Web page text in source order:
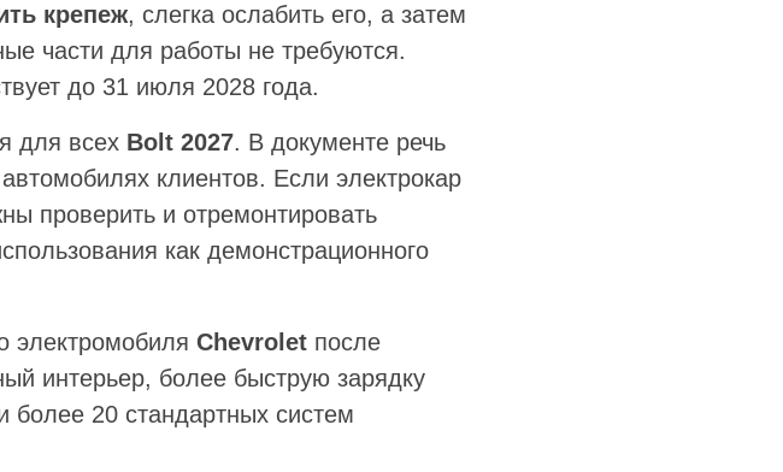
крепеж, слегка ослабить его, а затем
части для работы не требуются.
до 31 июля 2028 года.
для всех Bolt 2027. В документе речь
клиентов. Если электрокар
проверить и отремонтировать
как демонстрационного
электромобиля Chevroletпосле
интерьер, более быструю зарядку
20 стандартных систем